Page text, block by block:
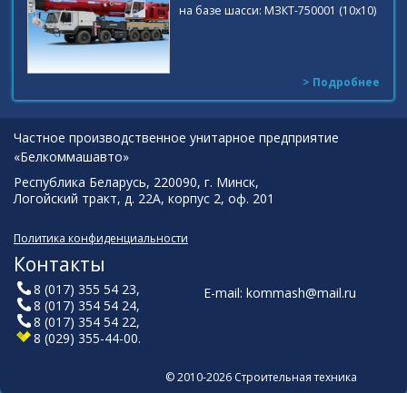
на базе шасси: МЗКТ-750001 (10х10)
> Подробнее
Частное производственное унитарное предприятие
«Белкоммашавто»
Республика Беларусь, 220090, г. Минск,
Логойский тракт, д. 22А, корпус 2, оф. 201
Политика конфиденциальности
Контакты
8 (017) 355 54 23,
8 (017) 354 54 24,
8 (017) 354 54 22,
8 (029) 355-44-00.
E-mail: kommash@mail.ru
© 2010-2026 Строительная техника